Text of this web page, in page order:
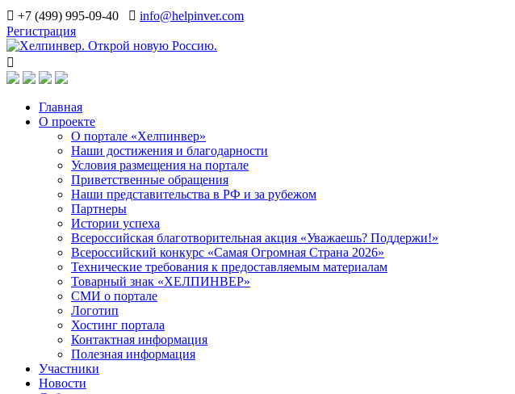
+7 (499) 995-09-40
info@helpinver.com
Регистрация
Главная
О проекте
О портале «Хелпинвер»
Наши достижения и благодарности
Условия размещения на портале
Приветственные обращения
Наши представительства в РФ и за рубежом
Партнеры
Истории успеха
Всероссийская благотворительная акция «Уважаешь? Поддержи!»
Всероссийский конкурс «Самая Огромная Страна 2026»
Технические требования к предоставляемым материалам
Товарный знак «ХЕЛПИНВЕР»
СМИ о портале
Логотип
Хостинг портала
Контактная информация
Полезная информация
Участники
Новости